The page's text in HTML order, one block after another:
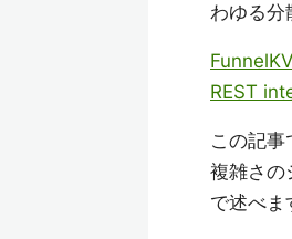
わゆる分
REST
この記事
複雑さの
で述べま